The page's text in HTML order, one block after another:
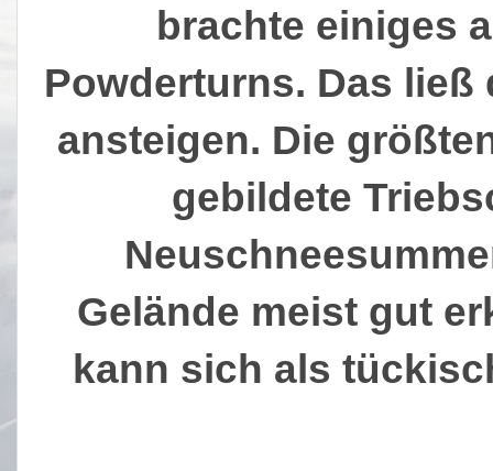
brachte einiges
Powderturns. Das
ansteigen. Die
gebildete
Gelände meist gut
kann sich als